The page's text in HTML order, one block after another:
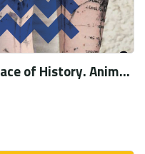
The Mark of the Beast as Trace of History. Animalistic Tattoos in Michel Faber’s The Crimson Petal and the White (2002) and Kamila Shamsie’ Burnt Shadows (2009).